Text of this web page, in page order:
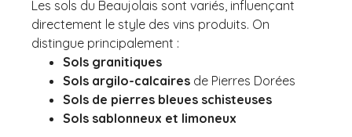
Les sols du Beaujolais sont variés, influençant
directement le style des vins produits. On
distingue principalement :
Sols granitiques
Sols argilo-calcaires de Pierres Dorées
Sols de pierres bleues schisteuses
Sols sablonneux et limoneux